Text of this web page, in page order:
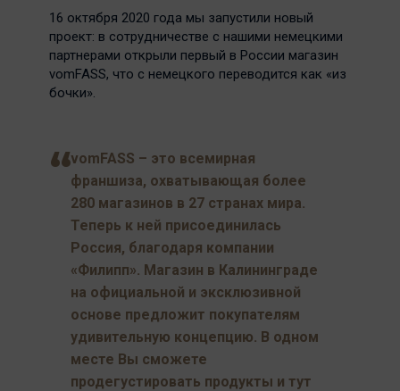
16 октября 2020 года мы запустили новый
проект: в сотрудничестве с нашими немецкими
партнерами открыли первый в России магазин
vomFASS, что с немецкого переводится как «из
бочки».
vomFASS – это всемирная
франшиза, охватывающая более
280 магазинов в 27 странах мира.
Теперь к ней присоединилась
Россия, благодаря компании
«Филипп». Магазин в Калининграде
на официальной и эксклюзивной
основе предложит покупателям
удивительную концепцию. В одном
месте Вы сможете
продегустировать продукты и тут